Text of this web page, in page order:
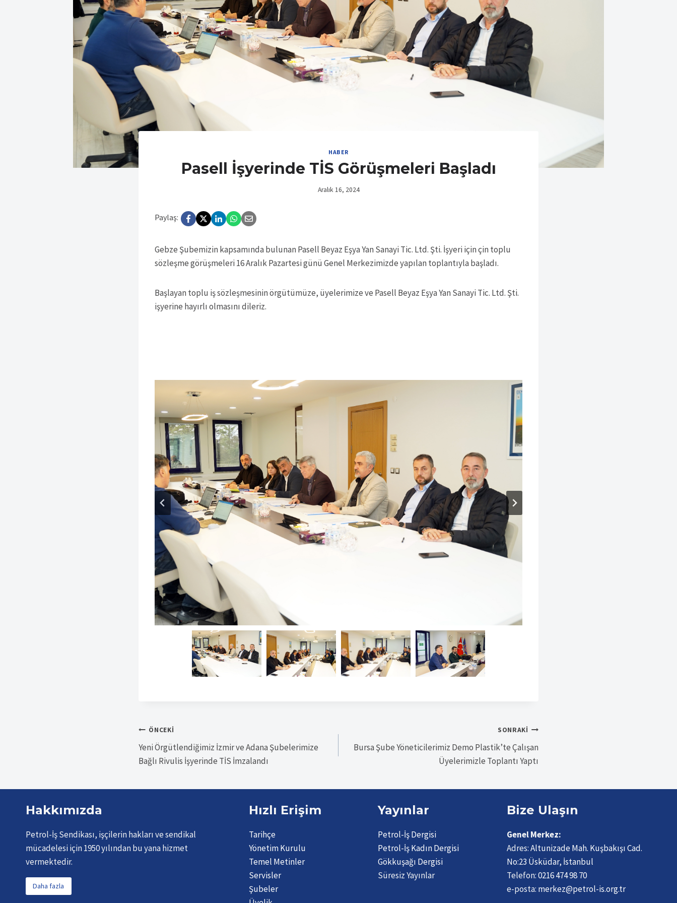
HABER
Pasell İşyerinde TİS Görüşmeleri Başladı
Aralık 16, 2024
Paylaş:
Gebze Şubemizin kapsamında bulunan Pasell Beyaz Eşya Yan Sanayi Tic. Ltd. Şti. İşyeri için çin toplu
sözleşme görüşmeleri 16 Aralık Pazartesi günü Genel Merkezimizde yapılan toplantıyla başladı.
Başlayan toplu iş sözleşmesinin örgütümüze, üyelerimize ve Pasell Beyaz Eşya Yan Sanayi Tic. Ltd. Şti.
işyerine hayırlı olmasını dileriz.
Yazı
gezinmesi
ÖNCEKI
Yeni Örgütlendiğimiz İzmir ve Adana Şubelerimize
Bağlı Rivulis İşyerinde TİS İmzalandı
SONRAKI
Bursa Şube Yöneticilerimiz Demo Plastik’te Çalışan
Üyelerimizle Toplantı Yaptı
Hakkımızda
Petrol-İş Sendikası, işçilerin hakları ve sendikal
mücadelesi için 1950 yılından bu yana hizmet
vermektedir.
Daha fazla
Hızlı Erişim
Tarihçe
Yönetim Kurulu
Temel Metinler
Servisler
Şubeler
Yayınlar
Petrol-İş Dergisi
Petrol-İş Kadın Dergisi
Gökkuşağı Dergisi
Süresiz Yayınlar
Bize Ulaşın
Genel Merkez:
Adres:Altunizade Mah. Kuşbakışı Cad.
No:23 Üsküdar, İstanbul
Telefon:0216 474 98 70
e-posta: merkez@petrol-is.org.tr